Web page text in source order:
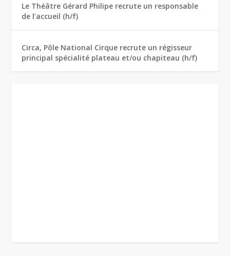
Le Théâtre Gérard Philipe recrute un responsable
de l’accueil (h/f)
Circa, Pôle National Cirque recrute un régisseur
principal spécialité plateau et/ou chapiteau (h/f)